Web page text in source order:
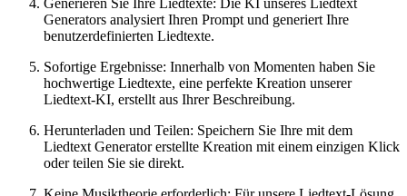
Generieren Sie Ihre Liedtexte: Die KI unseres Liedtext
Generators analysiert Ihren Prompt und generiert Ihre
benutzerdefinierten Liedtexte.
Sofortige Ergebnisse: Innerhalb von Momenten haben Sie
hochwertige Liedtexte, eine perfekte Kreation unserer
Liedtext-KI, erstellt aus Ihrer Beschreibung.
Herunterladen und Teilen: Speichern Sie Ihre mit dem
Liedtext Generator erstellte Kreation mit einem einzigen Klick
oder teilen Sie sie direkt.